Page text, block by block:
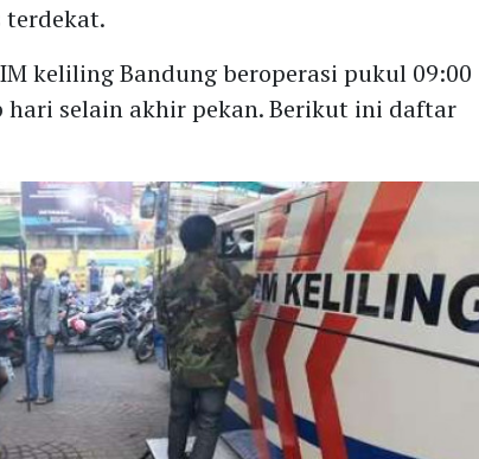
terdekat.
keliling Bandung beroperasi pukul 09:00
hari selain akhir pekan. Berikut ini daftar